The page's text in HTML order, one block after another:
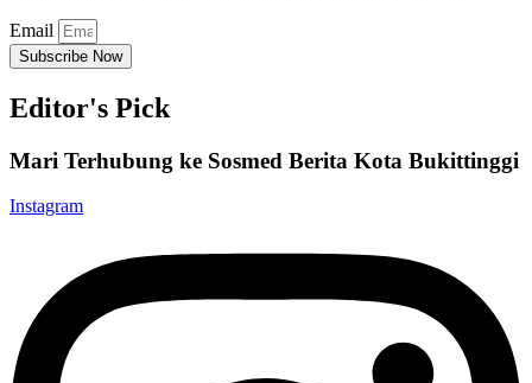
Email
Subscribe Now
Editor's Pick
Mari Terhubung ke Sosmed Berita Kota Bukittinggi
Instagram